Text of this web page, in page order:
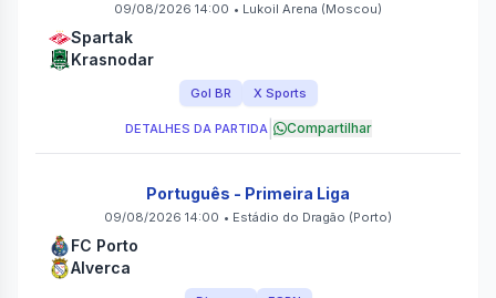
09/08/2026 14:00 • Lukoil Arena (Moscou)
Spartak
Krasnodar
Gol BR X Sports
DETALHES DA PARTIDA| Compartilhar
Português - Primeira Liga
09/08/2026 14:00 • Estádio do Dragão (Porto)
FC Porto
Alverca